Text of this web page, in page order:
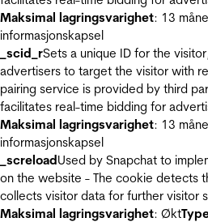
Maksimal lagringsvarighet: 13
informasjonskapsel
_scid_rSets a unique ID for the
advertisers to target the visitor with
pairing service is provided by third
facilitates real-time bidding for
Maksimal lagringsvarighet: 13
informasjonskapsel
_screloadUsed by Snapchat to
on the website - The cookie detects
collects visitor data for further visitor
Maksimal lagringsvarighet: Økt